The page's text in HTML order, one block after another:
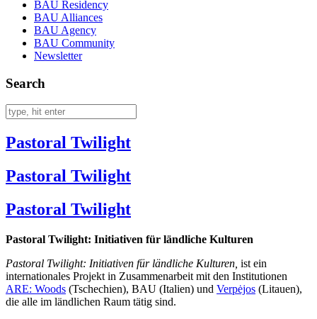
BAU Residency
BAU Alliances
BAU Agency
BAU Community
Newsletter
Search
Pastoral Twilight
Pastoral Twilight
Pastoral Twilight
Pastoral Twilight: Initiativen für ländliche Kulturen
Pastoral Twilight: Initiativen für ländliche Kulturen, ist ein
internationales Projekt in Zusammenarbeit mit den Institutionen
ARE: Woods (Tschechien), BAU (Italien) und Verpėjos (Litauen),
die alle im ländlichen Raum tätig sind.